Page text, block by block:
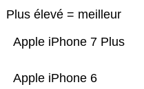
Plus élevé = meilleur
Apple iPhone 6
Apple iPhone 7 Plus